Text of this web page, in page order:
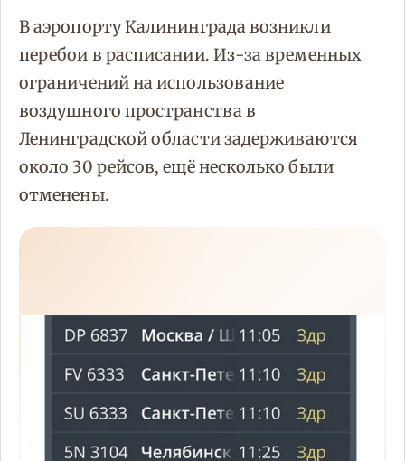
В аэропорту Калининграда возникли
перебои в расписании. Из-за временных
ограничений на использование
воздушного пространства в
Ленинградской области задерживаются
около 30 рейсов, ещё несколько были
отменены.